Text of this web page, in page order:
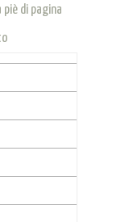
piè di pagina